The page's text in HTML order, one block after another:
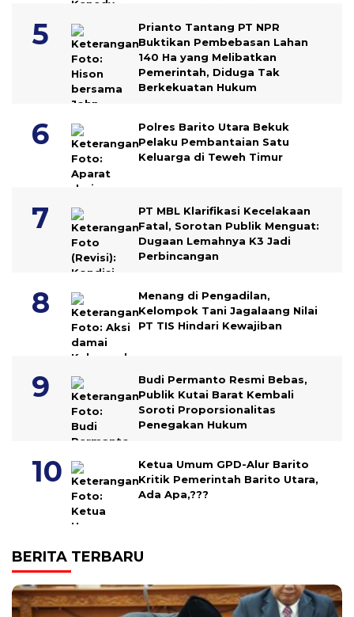
Prianto Tantang PT NPR
Buktikan Pembebasan Lahan
140 Ha yang Melibatkan
Pemerintah, Diduga Tak
Berkekuatan Hukum
Polres Barito Utara Bekuk
Pelaku Pembantaian Satu
Keluarga di Teweh Timur
PT MBL Klarifikasi Kecelakaan
Fatal, Sorotan Publik Menguat:
Dugaan Lemahnya K3 Jadi
Perbincangan
Menang di Pengadilan,
Kelompok Tani Jagalaang Nilai
PT TIS Hindari Kewajiban
Budi Permanto Resmi Bebas,
Publik Kutai Barat Kembali
Soroti Proporsionalitas
Penegakan Hukum
Ketua Umum GPD-Alur Barito
Kritik Pemerintah Barito Utara,
Ada Apa,???
BERITA TERBARU